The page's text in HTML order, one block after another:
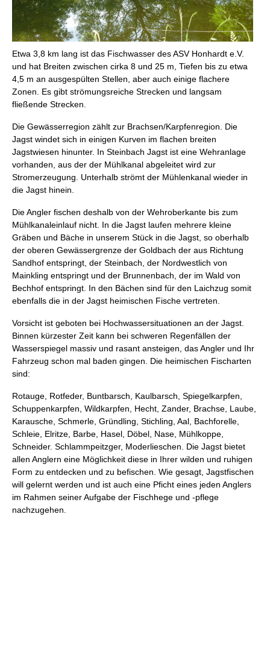
Etwa 3,8 km lang ist das Fischwasser des ASV Honhardt e.V.
und hat Breiten zwischen cirka 8 und 25 m, Tiefen bis zu etwa
4,5 m an ausgespülten Stellen, aber auch einige flachere
Zonen. Es gibt strömungsreiche Strecken und langsam
fließende Strecken.
Die Gewässerregion zählt zur Brachsen/Karpfenregion. Die
Jagst windet sich in einigen Kurven im flachen breiten
Jagstwiesen hinunter. In Steinbach Jagst ist eine Wehranlage
vorhanden, aus der der Mühlkanal abgeleitet wird zur
Stromerzeugung. Unterhalb strömt der Mühlenkanal wieder in
die Jagst hinein.
Die Angler fischen deshalb von der Wehroberkante bis zum
Mühlkanaleinlauf nicht. In die Jagst laufen mehrere kleine
Gräben und Bäche in unserem Stück in die Jagst, so oberhalb
der oberen Gewässergrenze der Goldbach der aus Richtung
Sandhof entspringt, der Steinbach, der Nordwestlich von
Mainkling entspringt und der Brunnenbach, der im Wald von
Bechhof entspringt. In den Bächen sind für den Laichzug somit
ebenfalls die in der Jagst heimischen Fische vertreten.
Vorsicht ist geboten bei Hochwassersituationen an der Jagst.
Binnen kürzester Zeit kann bei schweren Regenfällen der
Wasserspiegel massiv und rasant ansteigen, das Angler und Ihr
Fahrzeug schon mal baden gingen. Die heimischen Fischarten
sind:
Rotauge, Rotfeder, Buntbarsch, Kaulbarsch, Spiegelkarpfen,
Schuppenkarpfen, Wildkarpfen, Hecht, Zander, Brachse, Laube,
Karausche, Schmerle, Gründling, Stichling, Aal, Bachforelle,
Schleie, Elritze, Barbe, Hasel, Döbel, Nase, Mühlkoppe,
Schneider. Schlammpeitzger, Moderlieschen. Die Jagst bietet
allen Anglern eine Möglichkeit diese in Ihrer wilden und ruhigen
Form zu entdecken und zu befischen. Wie gesagt, Jagstfischen
will gelernt werden und ist auch eine Pficht eines jeden Anglers
im Rahmen seiner Aufgabe der Fischhege und -pflege
nachzugehen.